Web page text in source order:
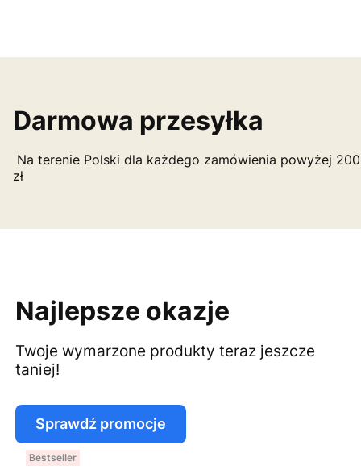
Darmowa przesyłka
Na terenie Polski dla każdego zamówienia powyżej 200
zł
Najlepsze okazje
Twoje wymarzone produkty teraz jeszcze
taniej!
Sprawdź promocje
Bestseller